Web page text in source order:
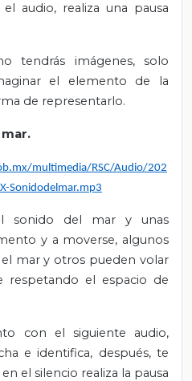
audio, realiza una pausa
tendrás imágenes, solo
el elemento de la
de representarlo.
multimedia/RSC/Audio/202
Sonidodelmar.mp3
sonido del mar y unas
y a moverse, algunos
mar y otros pueden volar
respetando el espacio de
con el siguiente audio,
e identifica, después, te
el silencio realiza la pausa